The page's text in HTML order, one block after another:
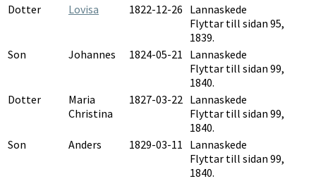
Dotter
Lovisa 1822-12-26 Lannaskede
Flyttar till sidan 95,
1839.
Son
Johannes 1824-05-21 Lannaskede
Flyttar till sidan 99,
1840.
Dotter
Maria
Christina
1827-03-22 Lannaskede
Flyttar till sidan 99,
1840.
Son
Anders 1829-03-11 Lannaskede
Flyttar till sidan 99,
1840.